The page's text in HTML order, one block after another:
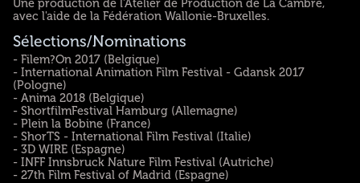
Une production de l'Atelier de Production de La Cambre,
avec l'aide de la Fédération Wallonie-Bruxelles.
Sélections/Nominations
- Filem?On 2017 (Belgique)
- International Animation Film Festival - Gdansk 2017
(Pologne)
- Anima 2018 (Belgique)
- ShortfilmFestival Hamburg (Allemagne)
- Plein la Bobine (France)
- ShorTS - International Film Festival (Italie)
- 3D WIRE (Espagne)
- INFF Innsbruck Nature Film Festival (Autriche)
- 27th Film Festival of Madrid (Espagne)